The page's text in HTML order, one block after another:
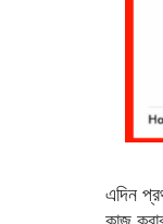
এদিন